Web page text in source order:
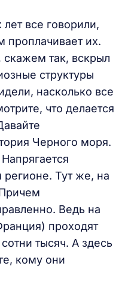
все говорили,
проплачивает их.
так, вскрыл
структуры
насколько все
что делается
Черного моря.
регионе. Тут же, на
Ведь на
проходят
тысяч. А здесь
кому они